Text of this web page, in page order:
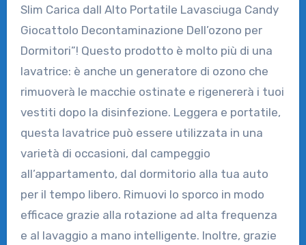
Slim Carica dall Alto Portatile Lavasciuga Candy
Giocattolo Decontaminazione Dell’ozono per
Dormitori”! Questo prodotto è molto più di una
lavatrice: è anche un generatore di ozono che
rimuoverà le macchie ostinate e rigenererà i tuoi
vestiti dopo la disinfezione. Leggera e portatile,
questa lavatrice può essere utilizzata in una
varietà di occasioni, dal campeggio
all’appartamento, dal dormitorio alla tua auto
per il tempo libero. Rimuovi lo sporco in modo
efficace grazie alla rotazione ad alta frequenza
e al lavaggio a mano intelligente. Inoltre, grazie